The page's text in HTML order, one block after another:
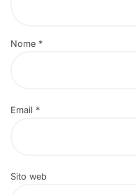
Nome *
Email *
Sito web